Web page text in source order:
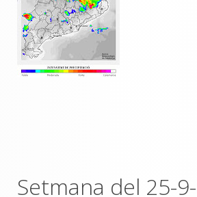
Setmana del 25-